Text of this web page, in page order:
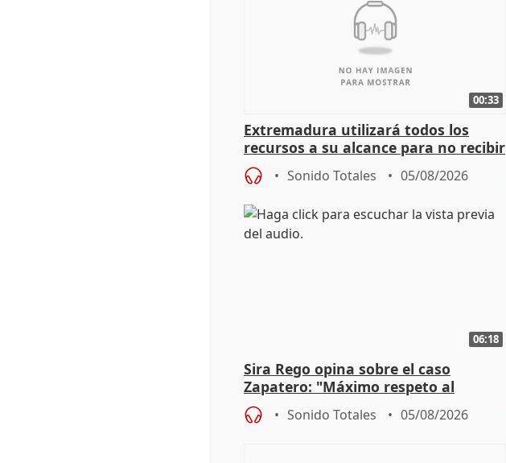
00:33
Extremadura utilizará todos los
recursos a su alcance para no recibir
más menores migrantes
Sonido Totales 05/08/2026
06:18
Sira Rego opina sobre el caso
Zapatero: "Máximo respeto al
proceso judicial"
Sonido Totales 05/08/2026